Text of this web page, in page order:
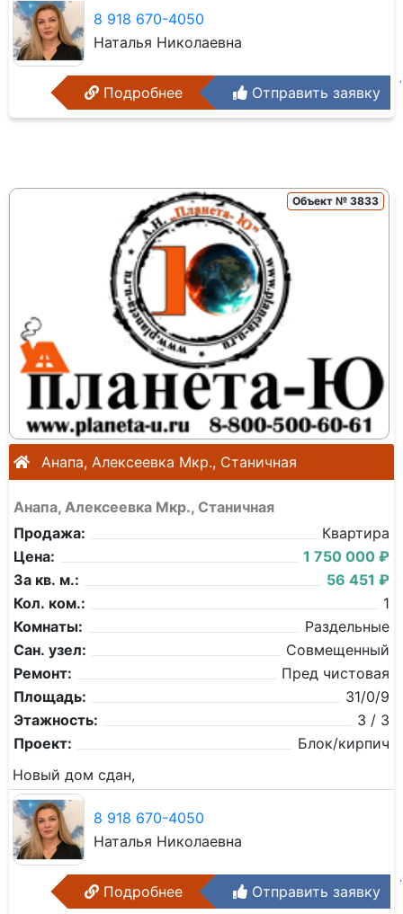
8 918 670-4050
Наталья Николаевна
Подробнее Отправить заявку
Объект № 3833
Анапа, Алексеевка Мкр., Станичная
Анапа, Алексеевка Мкр., Станичная
Продажа:
Квартира
Цена:
1 750 000 ₽
За кв. м.:
56 451 ₽
Кол. ком.:
1
Комнаты:
Раздельные
Сан. узел:
Совмещенный
Ремонт:
Пред чистовая
Площадь:
31/0/9
Этажность:
3 / 3
Проект:
Блок/кирпич
Новый дом сдан,
8 918 670-4050
Наталья Николаевна
Подробнее Отправить заявку